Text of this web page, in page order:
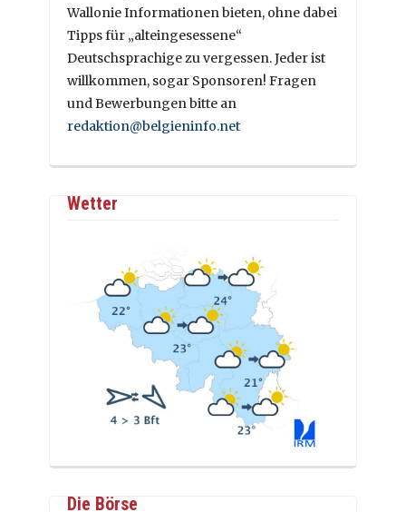
Wallonie Informationen bieten, ohne dabei
Tipps für „alteingesessene“
Deutschsprachige zu vergessen. Jeder ist
willkommen, sogar Sponsoren! Fragen
und Bewerbungen bitte an
redaktion@belgieninfo.net
Wetter
Die Börse